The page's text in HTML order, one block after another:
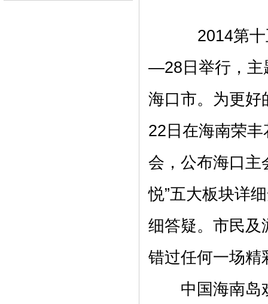
2014第十
—28日举行，主
海口市。为更好
22日在海南荣
会，公布海口主
悦”五大板块详
细答疑。市民及
错过任何一场精
中国海南岛欢